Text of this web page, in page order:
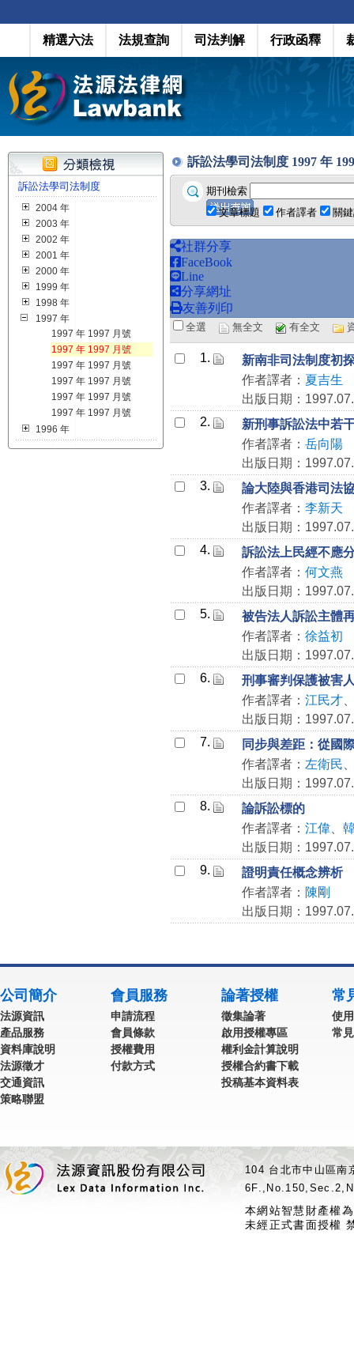
精選六法 法規查詢 司法判解 行政函釋
訴訟法學司法制度
2004 年
2003 年
2002 年
2001 年
2000 年
1999 年
1998 年
1997 年
1997 年 1997 月號
1997 年 1997 月號
1997 年 1997 月號
1997 年 1997 月號
1997 年 1997 月號
1997 年 1997 月號
1996 年
訴訟法學司法制度 1997 年
期刊檢索
文章標題
作者譯者 關
社群分享
FaceBook
Line
分享網址
友善列印
全選 無全文 有全文
1.
新南非司法制度初
作者譯者： 夏吉生
出版日期：
2.
新刑事訴訟法中若
作者譯者： 岳向陽
出版日期：
3.
論大陸與香港司法
作者譯者： 李新天
出版日期：
4.
訴訟法上民經不應
作者譯者： 何文燕
出版日期：
5.
被告法人訴訟主體
作者譯者： 徐益初
出版日期：
6.
刑事審判保護被害
作者譯者： 江民才
出版日期：
7.
同步與差距：從國
作者譯者： 左衛民
出版日期：
8.
論訴訟標的
作者譯者： 江偉、
出版日期：
9.
證明責任概念辨析
作者譯者： 陳剛
出版日期：
公司簡介
法源資訊
產品服務
資料庫說明
法源徵才
交通資訊
策略聯盟
會員服務
申請流程
會員條款
授權費用
付款方式
論著授權
徵集論著
啟用授權專區
權利金計算說明
授權合約書下載
投稿基本資料表
常
使
常
104 台北市中山區
本網站智慧財產權
未經正式書面授權